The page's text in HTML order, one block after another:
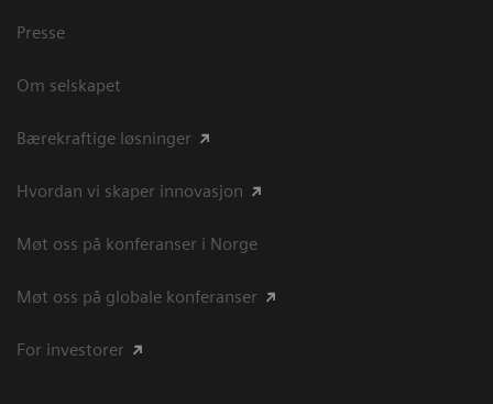
Presse
Om selskapet
Bærekraftige løsninger
Hvordan vi skaper innovasjon
Møt oss på konferanser i Norge
Møt oss på globale konferanser
For investorer